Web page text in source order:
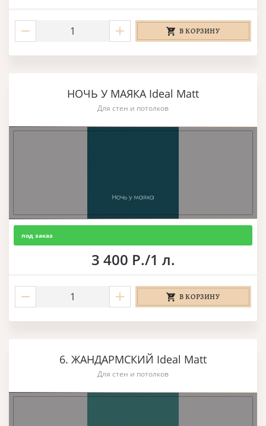
В КОРЗИНУ
НОЧЬ У МАЯКА Ideal Matt
Для стен и потолков
под заказ
3 400 Р./1 л.
В КОРЗИНУ
6. ЖАНДАРМСКИЙ Ideal Matt
Для стен и потолков